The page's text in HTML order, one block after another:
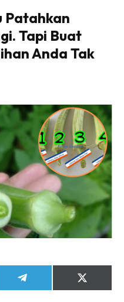
Patahkan
Tapi Buat
Anda Tak
Share
on
Share
on